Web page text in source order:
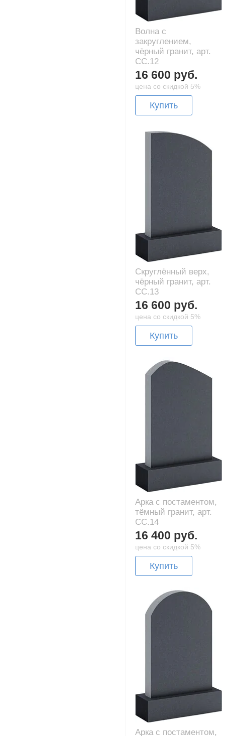
Волна с
закруглением,
чёрный гранит, арт.
CC.12
16 600 руб.
цена со скидкой 5%
Купить
Скруглённый верх,
чёрный гранит, арт.
CC.13
16 600 руб.
цена со скидкой 5%
Купить
Арка с постаментом,
тёмный гранит, арт.
CC.14
16 400 руб.
цена со скидкой 5%
Купить
Арка с постаментом,